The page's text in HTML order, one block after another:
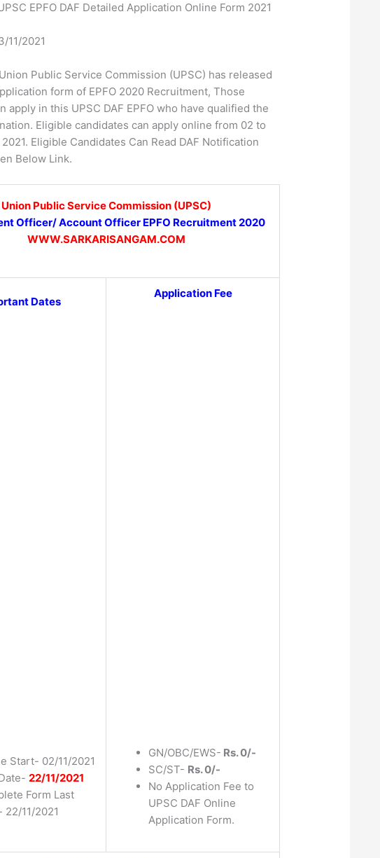
EPFO DAF Detailed Application Online Form 2021
11/2021
Union Public Service Commission (UPSC) has released
form of EPFO 2020 Recruitment, Those
apply in this UPSC DAF EPFO who have qualified the
Eligible candidates can apply online from 02 to
Eligible Candidates Can Read DAF Notification
Below Link.
Union Public Service Commission (UPSC)
Officer/ Account Officer EPFO Recruitment 2020
WWW.SARKARISANGAM.COM
Dates
Start- 02/11/2021
22/11/2021
Form Last
22/11/2021
Application Fee
GN/OBC/EWS- Rs. 0/-
SC/ST- Rs. 0/-
No Application Fee to
UPSC DAF Online
Application Form.